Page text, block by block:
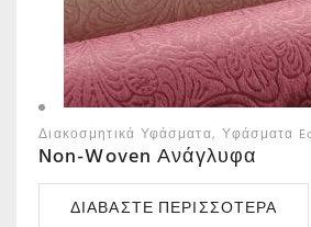
Διακοσμητικά Υφάσματα Υφάσματα
Non-Woven Ανάγλυφα
ΔΙΑΒΆΣΤΕ ΠΕΡΙΣΣΌΤΕΡΑ